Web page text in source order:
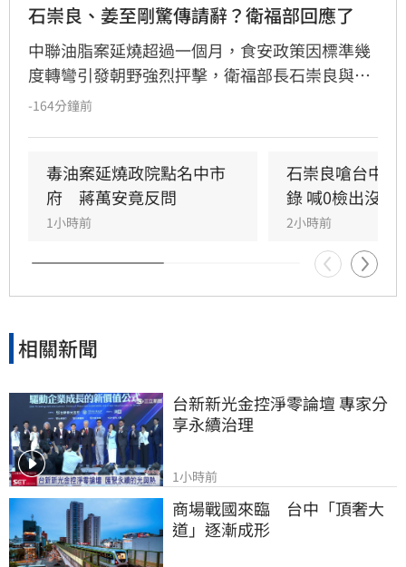
石崇良、姜至剛驚傳請辭？衛福部回應了
中聯油脂案延燒超過一個月，食安政策因標準幾
度轉彎引發朝野強烈抨擊，衛福部長石崇良與食
藥署長姜至剛遭點名負責。今日政壇突傳出兩人
否屬實，衛福部僅回應表示不予回應。
-164分鐘前
毒油案延燒政院點名中市
府　蔣萬安竟反問
1小時前
石崇良嗆台中
錄 喊0檢出沒意
2小時前
相關新聞
台新新光金控淨零論壇 專家分
享永續治理
1小時前
商場戰國來臨　台中「頂奢大
道」逐漸成形